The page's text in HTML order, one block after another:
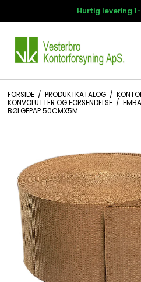
Hurtig levering
FORSIDE / PRODUKTKATALOG /
KONVOLUTTER OG FORSENDELSE /
BØLGEPAP 50CMX5M